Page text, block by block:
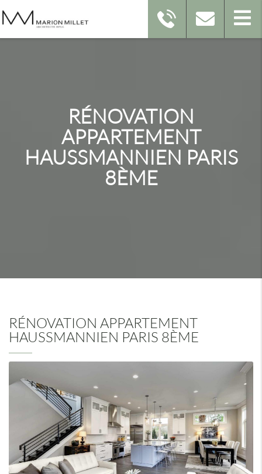
RÉNOVATION
APPARTEMENT
HAUSSMANNIEN PARIS
8ÈME
RÉNOVATION APPARTEMENT
HAUSSMANNIEN PARIS 8ÈME